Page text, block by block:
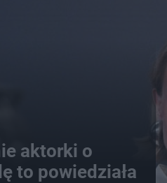
aktorki o
to powiedziała